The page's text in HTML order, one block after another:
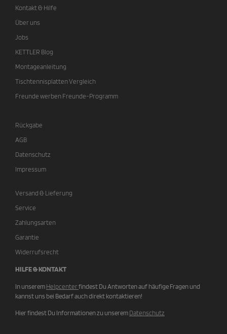
Kontakt & Hilfe
Über uns
Jobs
KETTLER Blog
Montageanleitung
Tischtennisplatten Vergleich
Freunde werben Freunde-Programm
Rückgabe
AGB
Datenschutz
Impressum
Versand & Lieferung
Service
Zahlungsarten
Garantie
Widerrufsrecht
HILFE & KONTAKT
In unserem Helpcenter findest Du Antworten auf häufige Fragen und
kannst uns bei Bedarf auch direkt kontaktieren!
Hier findest Du Informationen zu unserem Datenschutz